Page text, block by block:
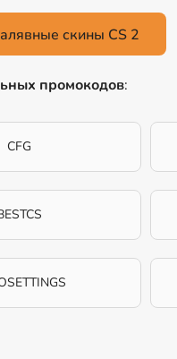
скины CS 2
промокодов:
CFG